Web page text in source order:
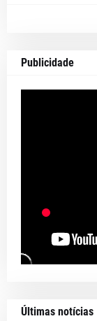
Publicidade
Últimas notícias